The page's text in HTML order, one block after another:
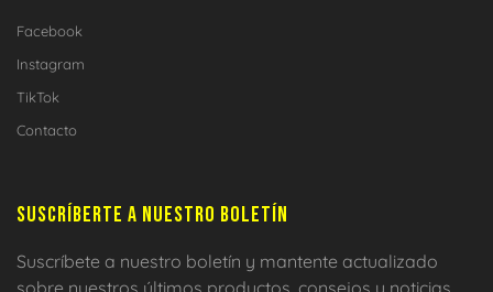
Facebook
Instagram
TikTok
Contacto
SUSCRÍBERTE A NUESTRO BOLETÍN
Suscríbete a nuestro boletín y mantente actualizado
sobre nuestros últimos productos, consejos y noticias